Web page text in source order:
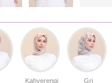
Kahverengi Gri